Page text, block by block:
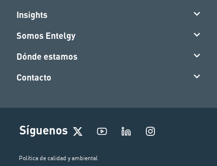
Insights
Somos Entelgy
Dónde estamos
Contacto
Síguenos
I
n
Política de calidad y ambiental